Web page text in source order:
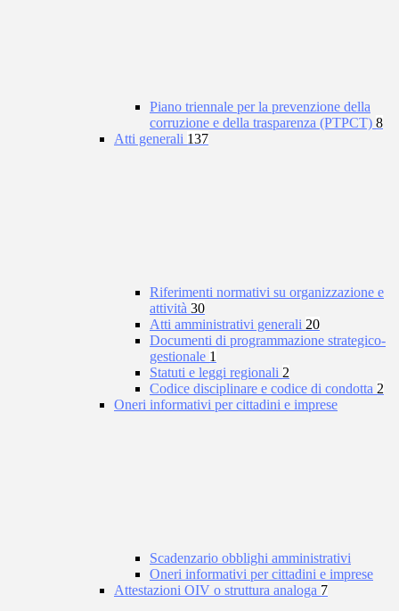
Piano triennale per la prevenzione della
corruzione e della trasparenza (PTPCT) 8
Atti generali 137
Riferimenti normativi su organizzazione e
attività 30
Atti amministrativi generali 20
Documenti di programmazione strategico-
gestionale 1
Statuti e leggi regionali 2
Codice disciplinare e codice di condotta 2
Oneri informativi per cittadini e imprese
Scadenzario obblighi amministrativi
Oneri informativi per cittadini e imprese
Attestazioni OIV o struttura analoga 7